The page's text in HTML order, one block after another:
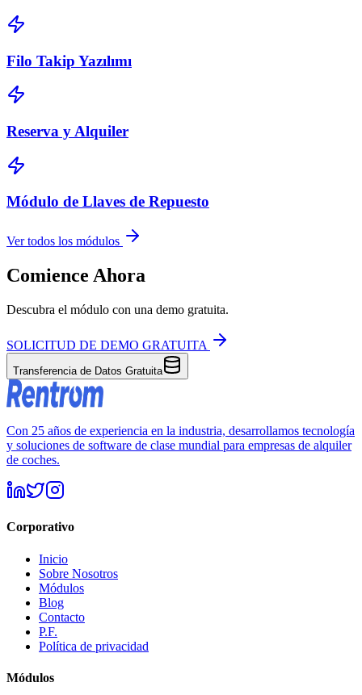
Filo Takip Yazılımı
Reserva y Alquiler
Módulo de Llaves de Repuesto
Ver todos los módulos
Comience Ahora
Descubra el módulo con una demo gratuita.
SOLICITUD DE DEMO GRATUITA
Transferencia de Datos Gratuita
Con 25 años de experiencia en la industria, desarrollamos tecnología
y soluciones de software de clase mundial para empresas de alquiler
de coches.
Corporativo
Inicio
Sobre Nosotros
Módulos
Blog
Contacto
P.F.
Política de privacidad
Módulos